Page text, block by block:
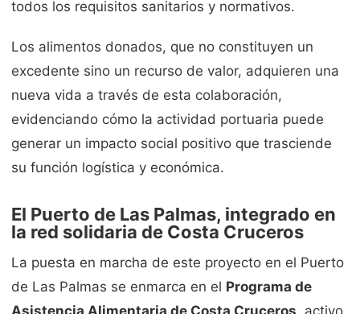
todos los requisitos sanitarios y normativos.
Los alimentos donados, que no constituyen un
excedente sino un recurso de valor, adquieren una
nueva vida a través de esta colaboración,
evidenciando cómo la actividad portuaria puede
generar un impacto social positivo que trasciende
su función logística y económica.
El Puerto de Las Palmas, integrado en
la red solidaria de Costa Cruceros
La puesta en marcha de este proyecto en el Puerto
de Las Palmas se enmarca en el Programa de
Asistencia Alimentaria de Costa Cruceros, activo